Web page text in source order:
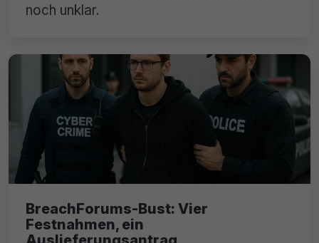
noch unklar.
BreachForums-Bust: Vier
Festnahmen, ein